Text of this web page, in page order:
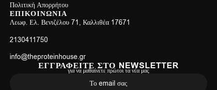
Πολιτική Απορρήτου
ΕΠΙΚΟΙΝΩΝΙΑ
Λεωφ. Ελ. Βενιζέλου 71, Καλλιθέα 17671
2130411750
info@theproteinhouse.gr
ΕΓΓΡΑΦΕΙΤΕ ΣΤΟ NEWSLETTER
για να μαθαίνετε πρώτοι τα νέα μας